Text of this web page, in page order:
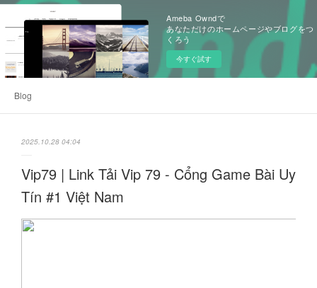
Ameba Owndで
あなただけのホームページやブログをつ
くろう
今すぐ試す
Blog
2025.10.28 04:04
Vip79 | Link Tải Vip 79 - Cổng Game Bài Uy
Tín #1 Việt Nam